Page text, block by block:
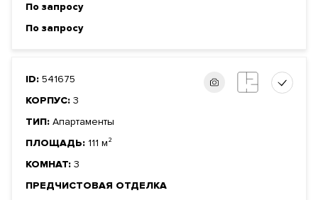
По запросу
По запросу
ID: 541675
КОРПУС: 3
ТИП: Апартаменты
ПЛОЩАДЬ: 111 м²
КОМНАТ: 3
ПРЕДЧИСТОВАЯ ОТДЕЛКА